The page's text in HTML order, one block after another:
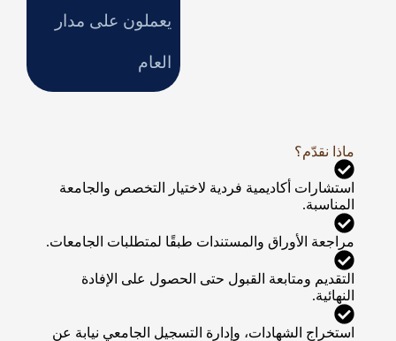
يعملون على مدار
العام
ماذا نقدّم؟
استشارات أكاديمية فردية لاختيار التخصص والجامعة
المناسبة.
مراجعة الأوراق والمستندات طبقًا لمتطلبات الجامعات.
التقديم ومتابعة القبول حتى الحصول على الإفادة
النهائية.
استخراج الشهادات، وإدارة التسجيل الجامعي نيابة عن